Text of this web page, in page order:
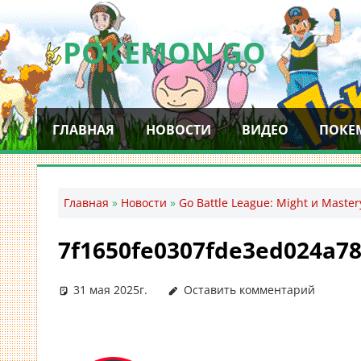
Перейти
к
содержимомуPOKEMON GO
Мобильное
приложение
для
ловли
ГЛАВНАЯ НОВОСТИ ВИДЕО
Главная » Новости » Go Battle League: Might и
31 мая 2025г. Оставить комментарий